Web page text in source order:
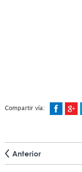
Compartir vía:
Anterior